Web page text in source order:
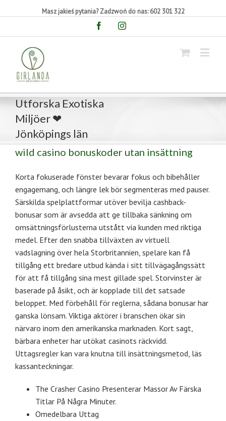
Masz jakieś pytania? Zadzwoń do nas: 602 301 322
FacebookInstagram
Utforska Exotiska
Miljöer ❤
Jönköpings län
wild casino bonuskoder utan insättning
Korta fokuserade fönster bevarar fokus och bibehåller
engagemang, och längre lek bör segmenteras med pauser.
Särskilda spelplattformar utöver bevilja cashback-
bonusar som är avsedda att ge tillbaka sänkning om
omsättningsförlusterna utstått via kunden med riktiga
medel. Efter den snabba tillväxten av virtuell
vadslagning över hela Storbritannien, spelare kan få
tillgång ett bredare utbud kända i sitt tillvägagångssätt
för att få tillgång sina mest gillade spel. Storvinster är
baserade på åsikt, och är kopplade till det satsade
beloppet. Med förbehåll för reglerna, sådana bonusar har
ganska lönsam. Viktiga aktörer i branschen ökar sin
närvaro inom den amerikanska marknaden. Kort sagt,
bärbara enheter har utökat casinots räckvidd.
Uttagsregler kan vara knutna till insättningsmetod, läs
kassanteckningar.
The Crasher Casino Presenterar Massor Av Färska
Titlar På Några Minuter.
Omedelbara Uttag